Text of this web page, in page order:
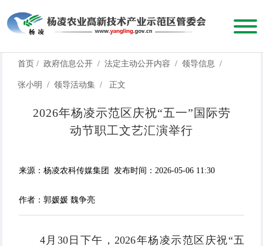
首页 / 政府信息公开 / 法定主动公开内容 / 领导信息 /
张小明 / 领导活动集 / 正文
2026年杨凌示范区庆祝“五一”国际劳
动节职工文艺汇演举行
来源：杨凌农科传媒集团 发布时间：2026-05-06 11:30
作者：郭媛媛 魏争亮
4月30日下午，2026年杨凌示范区庆祝“五